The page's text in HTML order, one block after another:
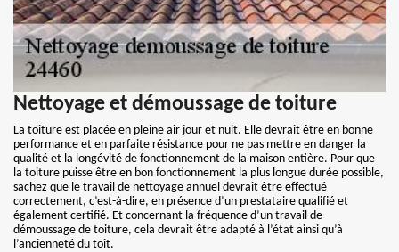
Nettoyage et démoussage de toiture
La toiture est placée en pleine air jour et nuit. Elle devrait être en bonne
performance et en parfaite résistance pour ne pas mettre en danger la
qualité et la longévité de fonctionnement de la maison entière. Pour que
la toiture puisse être en bon fonctionnement la plus longue durée possible,
sachez que le travail de nettoyage annuel devrait être effectué
correctement, c’est-à-dire, en présence d’un prestataire qualifié et
également certifié. Et concernant la fréquence d’un travail de
démoussage de toiture, cela devrait être adapté à l’état ainsi qu’à
l’ancienneté du toit.